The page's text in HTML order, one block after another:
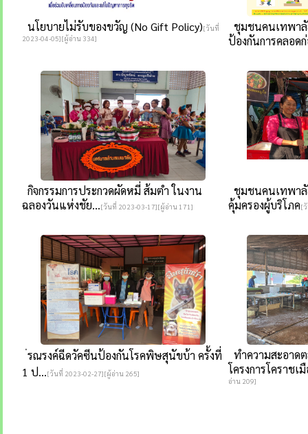
นโยบายไม่รับของขวัญ (No Gift Policy)[วันที่
2023-04-05][ผู้อ่าน 334]
ชุมชนคนเทพาลั
ป้องกันการคลอด
กิจกรรมการประกวดผัดหมี่ ส้มตำ ในงาน
ฉลองวันแห่งชัย...[วันที่ 2023-03-17][ผู้อ่าน 171]
ชุมชนคนเทพาลั
คุ้มครองผู้บริโภค[
่รณรงค์ฉีดวัคซีนป้องกันโรคพิษสุนัขบ้า ครั้งที่
1 ป...[วันที่ 2023-02-27][ผู้อ่าน 265]
ทำความสะอาด
โครงการโคราชเ
อ่าน 209]